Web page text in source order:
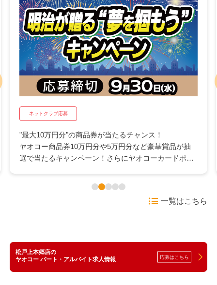
ネットクラブ応募
"最大10万円分"の商品券が当たるチャンス！
ヤオコー商品券10万円分や5万円分など豪華賞品が抽
選で当たるキャンペーン！さらにヤオコーカードポイ
一覧はこちら
松戸上本郷店の
ヤオコー パート・アルバイト求人情報
応募はこちら